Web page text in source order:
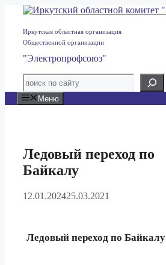
Перейти
содержимому
Иркутская областная организация
Общественной организации
"Электропрофсоюз"
Меню
Ледовый переход по
Байкалу
12.01.202425.03.2021
Ледовый переход по Байкалу